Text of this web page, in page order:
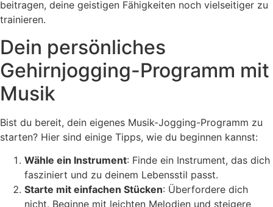
beitragen, deine geistigen Fähigkeiten noch vielseitiger zu
trainieren.
Dein persönliches
Gehirnjogging-Programm mit
Musik
Bist du bereit, dein eigenes Musik-Jogging-Programm zu
starten? Hier sind einige Tipps, wie du beginnen kannst:
Wähle ein Instrument: Finde ein Instrument, das dich
fasziniert und zu deinem Lebensstil passt.
Starte mit einfachen Stücken: Überfordere dich
nicht. Beginne mit leichten Melodien und steigere